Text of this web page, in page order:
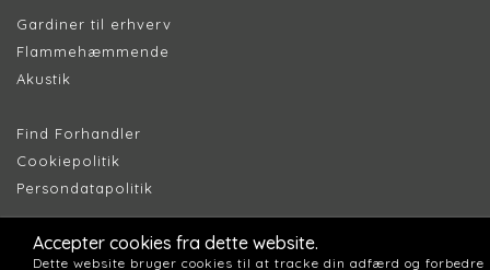
Gardiner til erhverv
Flammehæmmende
Akustik
Find Forhandler
Cookiepolitik
Persondatapolitik
Accepter cookies fra dette website.
Dette website bruger cookies til at tracke din adfærd og forbedre